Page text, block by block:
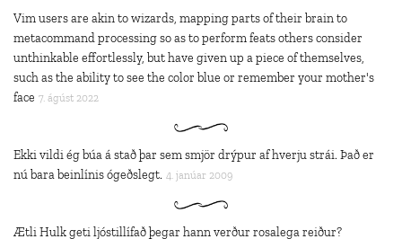
Vim users are akin to wizards, mapping parts of their brain to
metacommand processing so as to perform feats others consider
unthinkable effortlessly, but have given up a piece of themselves,
such as the ability to see the color blue or remember your mother's
face 7. ágúst 2022
Ekki vildi ég búa á stað þar sem smjör drýpur af hverju strái. Það er
nú bara beinlínis ógeðslegt. 4. janúar 2009
Ætli Hulk geti ljóstillífað þegar hann verður rosalega reiður?